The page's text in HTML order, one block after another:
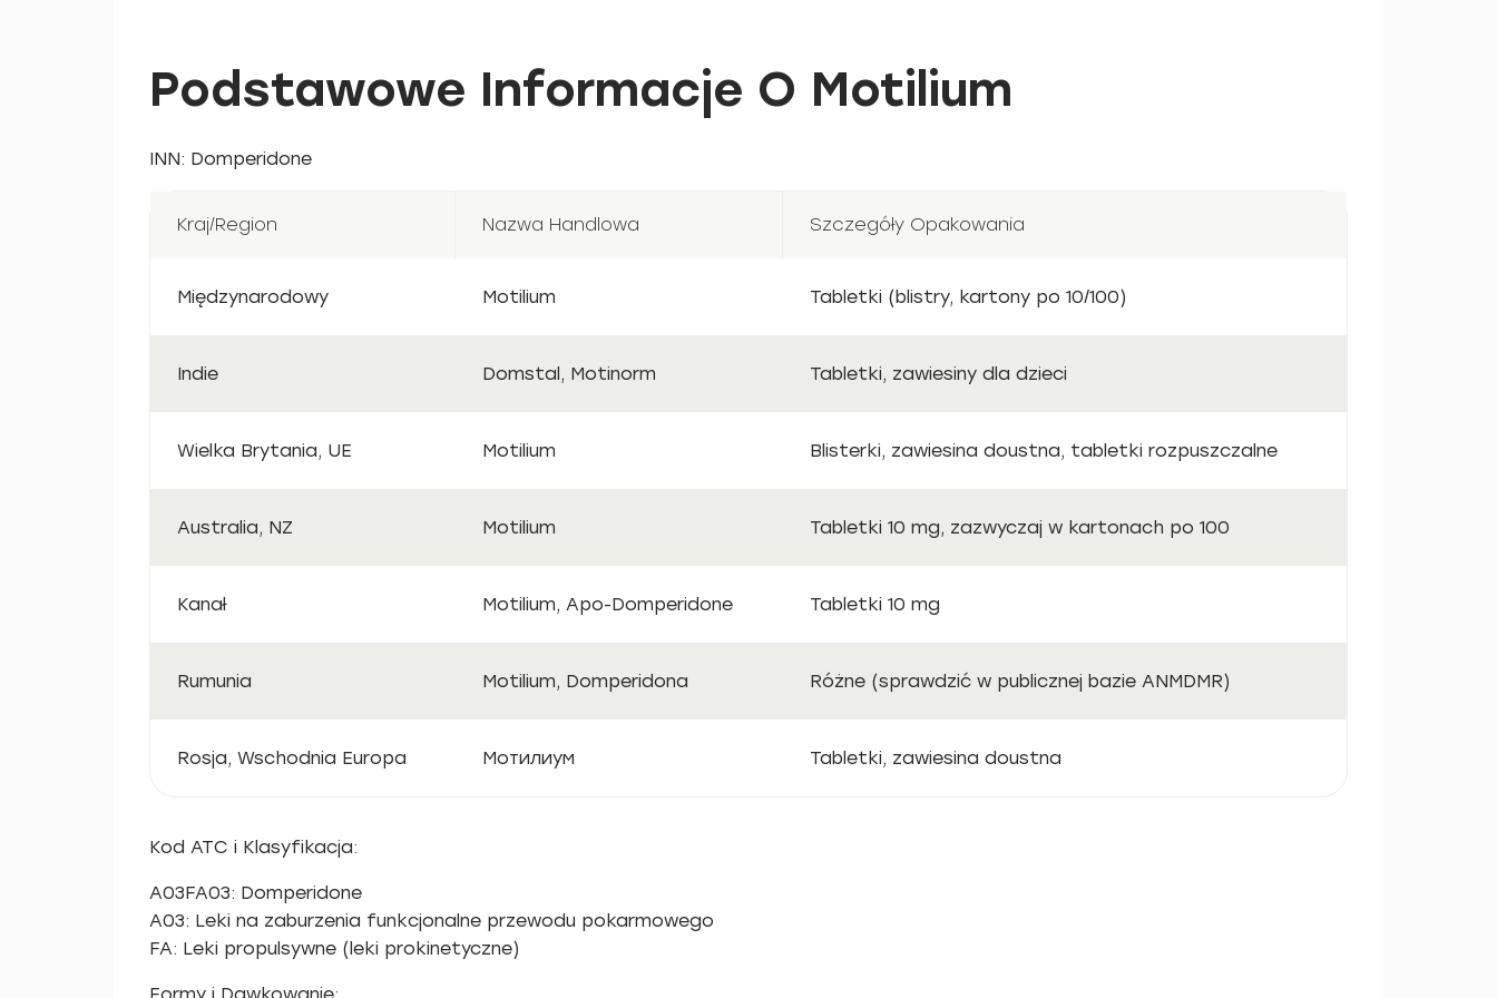
Podstawowe Informacje O Motilium
INN: Domperidone
Kraj/Region Nazwa Handlowa Szczegóły Opakowania
Międzynarodowy Motilium Tabletki (blistry, kartony po 10/100)
Indie Domstal, Motinorm Tabletki, zawiesiny dla dzieci
Wielka Brytania, UE Motilium Blisterki, zawiesina doustna, tabletki rozpuszczalne
Australia, NZ Motilium Tabletki 10 mg, zazwyczaj w kartonach po 100
Kanał Motilium, Apo-Domperidone Tabletki 10 mg
Rumunia Motilium, Domperidona Różne (sprawdzić w publicznej bazie ANMDMR)
Rosja, Wschodnia Europa Мотилиум Tabletki, zawiesina doustna
Kod ATC i Klasyfikacja:
A03FA03: Domperidone
A03: Leki na zaburzenia funkcjonalne przewodu pokarmowego
FA: Leki propulsywne (leki prokinetyczne)